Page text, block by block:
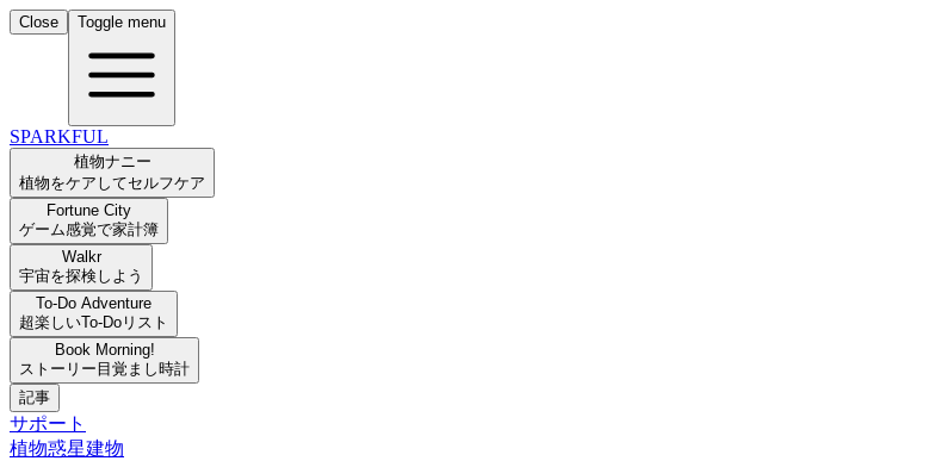
Close Toggle menu
SPARKFUL
植物ナニー
植物をケアしてセルフケア
Fortune City
ゲーム感覚で家計簿
Walkr
宇宙を探検しよう
To-Do Adventure
超楽しいTo-Doリスト
Book Morning!
ストーリー目覚まし時計
記事
サポート
植物惑星建物